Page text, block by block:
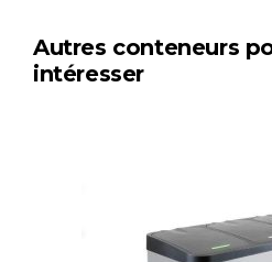
Autres conteneurs
intéresser